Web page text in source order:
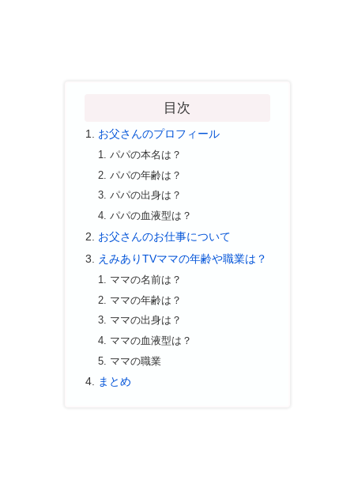
目次
お父さんのプロフィール
パパの本名は？
パパの年齢は？
パパの出身は？
パパの血液型は？
お父さんのお仕事について
えみありTVママの年齢や職業は？
ママの名前は？
ママの年齢は？
ママの出身は？
ママの血液型は？
ママの職業
まとめ